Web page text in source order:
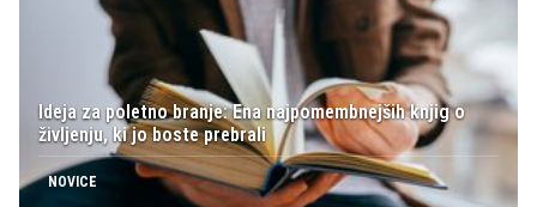
Ideja za poletno branje: Ena najpomembnejših knjig o
življenju, ki jo boste prebrali
NOVICE